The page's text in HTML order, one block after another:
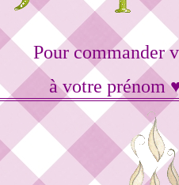
Pour commander
à votre prénom